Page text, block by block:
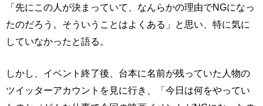
「先にこの人が決まっていて、なんらかの理由でNGになっ
たのだろう。そういうことはよくある」と思い、特に気に
していなかったと語る。
しかし、イベント終了後、台本に名前が残っていた人物の
ツイッターアカウントを見に行き、「今日は何をやってい